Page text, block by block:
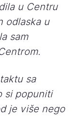
u Centru
odlaska u
sam
sa
si popuniti
je više nego